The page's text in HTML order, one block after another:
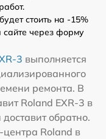
стоить на -15%
через форму
3 выполняется
ремонта. В
Roland EXR-3 в
обратно.
Roland в